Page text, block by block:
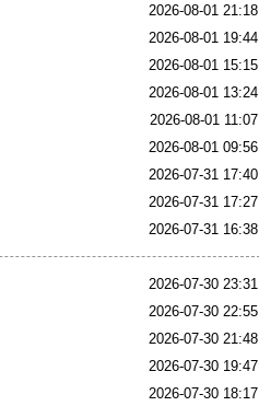
2026-08-01 21:18
2026-08-01 19:44
2026-08-01 15:15
2026-08-01 13:24
2026-08-01 11:07
2026-08-01 09:56
2026-07-31 17:40
2026-07-31 17:27
2026-07-31 16:38
2026-07-30 23:31
2026-07-30 22:55
2026-07-30 21:48
2026-07-30 19:47
2026-07-30 18:17